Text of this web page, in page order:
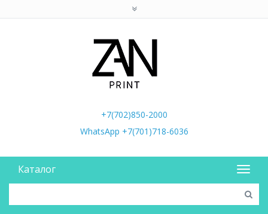
+7(702)850-2000
WhatsApp +7(701)718-6036
Каталог